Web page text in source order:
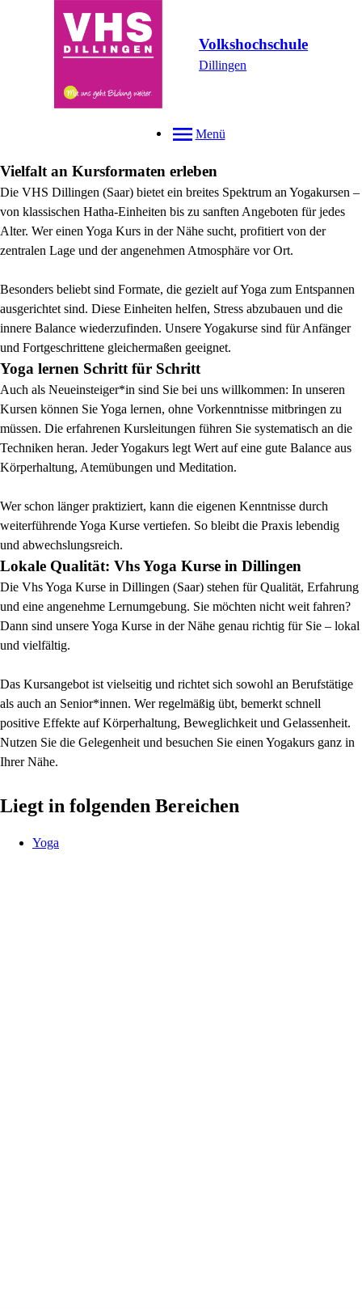
Volkshochschule
Dillingen
Menü
Vielfalt an Kursformaten erleben
Die VHS Dillingen (Saar) bietet ein breites Spektrum an Yogakursen –
von klassischen Hatha-Einheiten bis zu sanften Angeboten für jedes
Alter. Wer einen Yoga Kurs in der Nähe sucht, profitiert von der
zentralen Lage und der angenehmen Atmosphäre vor Ort.
Besonders beliebt sind Formate, die gezielt auf Yoga zum Entspannen
ausgerichtet sind. Diese Einheiten helfen, Stress abzubauen und die
innere Balance wiederzufinden. Unsere Yogakurse sind für Anfänger
und Fortgeschrittene gleichermaßen geeignet.
Yoga lernen Schritt für Schritt
Auch als Neueinsteiger*in sind Sie bei uns willkommen: In unseren
Kursen können Sie Yoga lernen, ohne Vorkenntnisse mitbringen zu
müssen. Die erfahrenen Kursleitungen führen Sie systematisch an die
Techniken heran. Jeder Yogakurs legt Wert auf eine gute Balance aus
Körperhaltung, Atemübungen und Meditation.
Wer schon länger praktiziert, kann die eigenen Kenntnisse durch
weiterführende Yoga Kurse vertiefen. So bleibt die Praxis lebendig
und abwechslungsreich.
Lokale Qualität: Vhs Yoga Kurse in Dillingen
Die Vhs Yoga Kurse in Dillingen (Saar) stehen für Qualität, Erfahrung
und eine angenehme Lernumgebung. Sie möchten nicht weit fahren?
Dann sind unsere Yoga Kurse in der Nähe genau richtig für Sie – lokal
und vielfältig.
Das Kursangebot ist vielseitig und richtet sich sowohl an Berufstätige
als auch an Senior*innen. Wer regelmäßig übt, bemerkt schnell
positive Effekte auf Körperhaltung, Beweglichkeit und Gelassenheit.
Nutzen Sie die Gelegenheit und besuchen Sie einen Yogakurs ganz in
Ihrer Nähe.
Liegt in folgenden Bereichen
Yoga